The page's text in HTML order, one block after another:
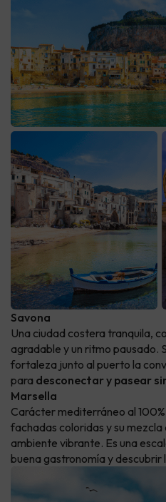
Savona
Una ciudad costera tranquila,
agradable y un ritmo pausado.
fortaleza junto al puerto la
para desconectar y pasear
Marsella
Carácter mediterráneo al
fachadas coloridas y su mezcla
ambiente vibrante. Es una
buena gastronomía y descubrir